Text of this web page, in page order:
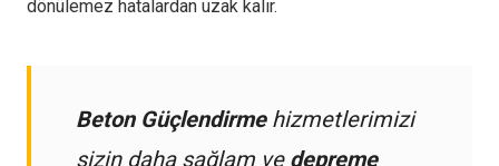
dönülemez hatalardan uzak kalır.
Beton Güçlendirmehizmetlerimizi
sizin daha sağlam ve depreme